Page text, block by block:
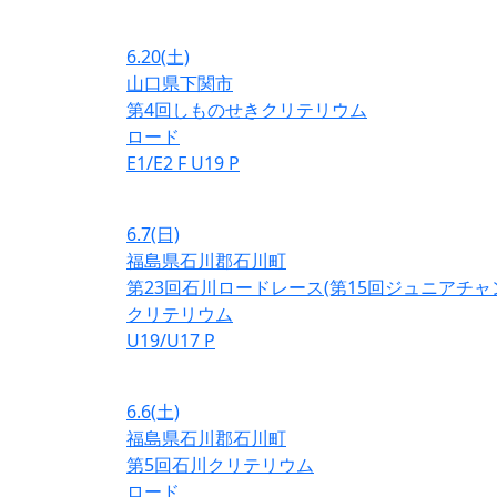
6.20(土)
山口県下関市
第4回しものせきクリテリウム
ロード
E1/E2 F U19 P
6.7(日)
福島県石川郡石川町
第23回石川ロードレース(第15回ジュニアチャ
クリテリウム
U19/U17 P
6.6(土)
福島県石川郡石川町
第5回石川クリテリウム
ロード